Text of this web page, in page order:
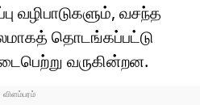
வழிபாடுகளும், வசந்த
தொடங்கப்பட்டு
வருகின்றன.